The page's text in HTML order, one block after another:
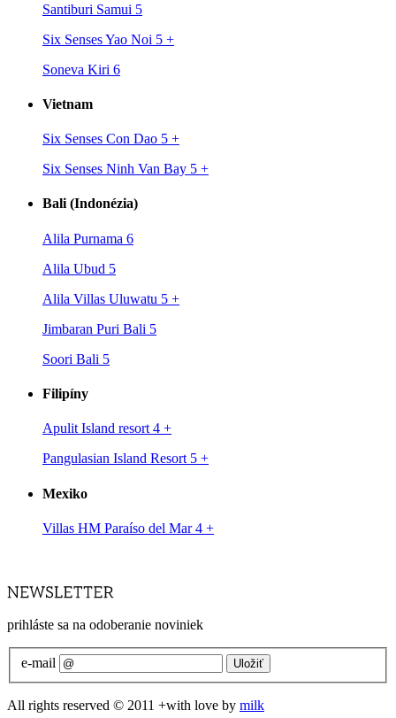
Santiburi Samui 5
Six Senses Yao Noi 5 +
Soneva Kiri 6
Vietnam
Six Senses Con Dao 5 +
Six Senses Ninh Van Bay 5 +
Bali (Indonézia)
Alila Purnama 6
Alila Ubud 5
Alila Villas Uluwatu 5 +
Jimbaran Puri Bali 5
Soori Bali 5
Filipíny
Apulit Island resort 4 +
Pangulasian Island Resort 5 +
Mexiko
Villas HM Paraíso del Mar 4 +
prihláste sa na odoberanie noviniek
e-mail
All rights reserved © 2011 +with love by milk